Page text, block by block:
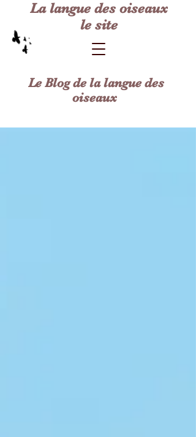
La langue des oiseaux
le site
Le Blog de la langue des
oiseaux